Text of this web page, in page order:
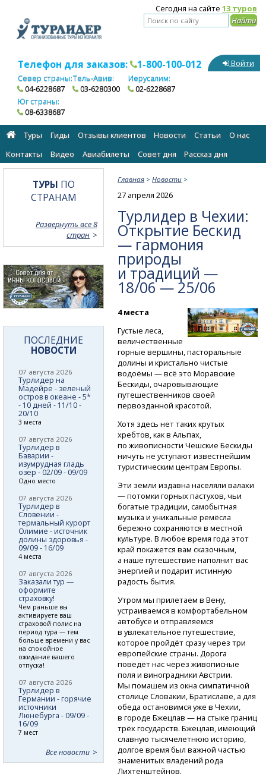
Сегодня на сайте 13 туров
Телефон для заказов: 1-800-100-012
Север страны:
04-6228687
Тель-Авив:
03-6280300
Иерусалим:
02-6228687
Юг страны:
08-6338687
Войти
Туры Гиды Отзывы клиентов Новости Статьи
О нас
Контакты
Видео Авиабилеты Cовет дня Рассказ дня
Главная >Новости >
27 апреля 2026
Турлидер в Чехии:
Открытие Бескид
— гармония
природы
и традиций —
18/06 — 25/06
4 места
Густые леса,
величественные
горные вершины, пасторальные
долины и кристально чистые
водоёмы — всё это Моравские
Бескиды, очаровывающие
путешественников своей
первозданной красотой.
Хотя здесь нет таких крутых
хребтов, как в Альпах,
по живописности Чешские Бескиды
ничуть не уступают известнейшим
туристическим центрам Европы.
Эти земли издавна населяли валахи
— потомки горных пастухов, чьи
богатые традиции, самобытная
музыка и уникальные ремёсла
бережно сохраняются в местной
культуре. В любое время года этот
край покажется вам сказочным,
а наше путешествие наполнит вас
энергией и подарит истинную
радость бытия.
Утром мы прилетаем в Вену,
устраиваемся в комфортабельном
автобусе и отправляемся
в увлекательное путешествие,
которое пройдёт сразу через три
европейские страны. Дорога
поведёт нас через живописные
поля и виноградники Австрии.
Мы помашем из окна симпатичной
столице Словакии, Братиславе, а для
обеда остановимся уже в Чехии,
в городе Бжецлав — на стыке границ
трёх государств. Бжецлав, имеющий
славную тысячелетнюю историю,
долгое время был важной частью
знаменитых владений рода
Лихтенштейнов.
ТУРЫ ПО
СТРАНАМ
Развернуть все 8
стран
ПОСЛЕДНИЕ
НОВОСТИ
07 августа 2026
Турлидер на
Мадейре - зеленый
остров в океане - 5*
- 10 дней - 11/10 -
20/10
3 места
07 августа 2026
Турлидер в
Баварии -
изумрудная гладь
озер - 02/09 - 09/09
Одно место
07 августа 2026
Турлидер в
Словении -
термальный курорт
Олимие - источник
долины здоровья -
09/09 - 16/09
4 места
07 августа 2026
Заказали тур —
оформите
страховку!
Чем раньше вы
активируете ваш
страховой полис на
период тура — тем
больше времени у вас
на спокойное
ожидание вашего
отпуска!
07 августа 2026
Турлидер в
Германии - горячие
источники
Люнебурга - 09/09 -
16/09
7 мест
Все новости